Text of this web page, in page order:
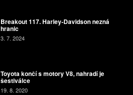
Breakout 117. Harley-Davidson nezná
hranic
3. 7. 2024
Toyota končí s motory V8, nahradí je
šestiválce
19. 8. 2020